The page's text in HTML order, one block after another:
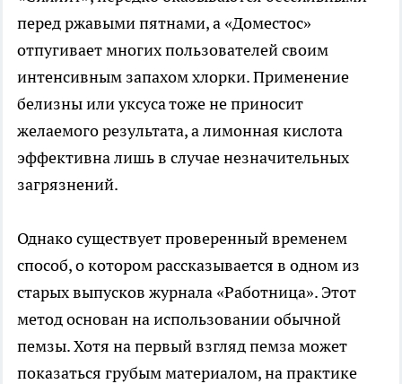
перед ржавыми пятнами, а «Доместос»
отпугивает многих пользователей своим
интенсивным запахом хлорки. Применение
белизны или уксуса тоже не приносит
желаемого результата, а лимонная кислота
эффективна лишь в случае незначительных
загрязнений.
Однако существует проверенный временем
способ, о котором рассказывается в одном из
старых выпусков журнала «Работница». Этот
метод основан на использовании обычной
пемзы. Хотя на первый взгляд пемза может
показаться грубым материалом, на практике